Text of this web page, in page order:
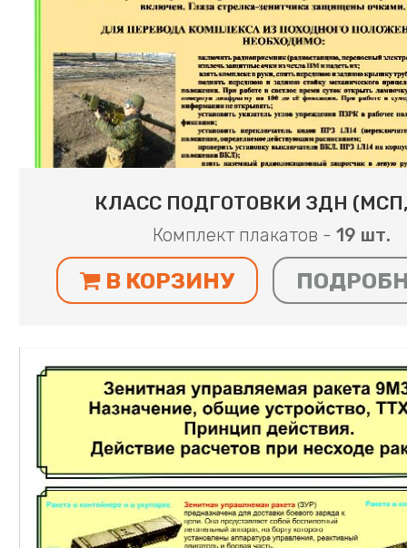
КЛАСС ПОДГОТОВКИ ЗДН
Комплект плакатов - 19 шт.
В КОРЗИНУ